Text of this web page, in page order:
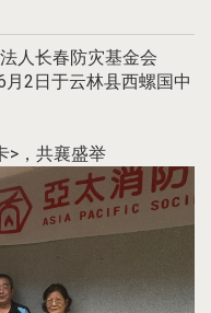
人长春防灾基金会
2日于云林县西螺国中
>，共襄盛举